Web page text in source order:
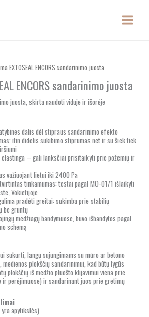
EXTOSEAL ENCORS sandarinimo juosta
ENCORS sandarinimo juosta
juosta, skirta naudoti viduje ir išorėje
dalis dėl stipraus sandarinimo efekto
itin didelis sukibimo stiprumas net ir su šiek tiek
elastinga – gali lanksčiai prisitaikyti prie požemių ir
važiuojant lietui iki 2400 Pa
tinkamumas: testai pagal MO-01/1 išlaikyti
Vokietijoje
pradėti greitai: sukimba prie stabilių
be gruntų
medžiagų bandymuose, buvo išbandytos pagal
schemą
sukurti, langų sujungimams su mūro ar betono
plokščių sandarinimui, kad būtų lygūs
plokščių iš medžio pluošto klijavimui viena prie
ir perėjimuose) ir sandarinant juos prie gretimų
apytikslės)